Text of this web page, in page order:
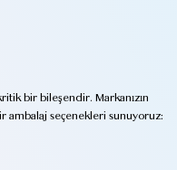
bir bileşendir. Markanızın
ambalaj seçenekleri sunuyoruz: